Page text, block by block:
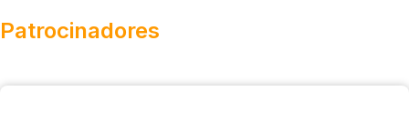
Patrocinadores